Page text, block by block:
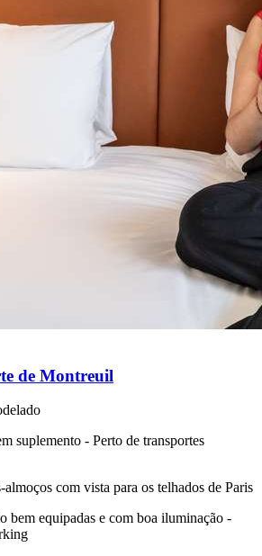
de Montreuil
suplemento - Perto de transportes
almoços com vista para os telhados de Paris
bem equipadas e com boa iluminação -